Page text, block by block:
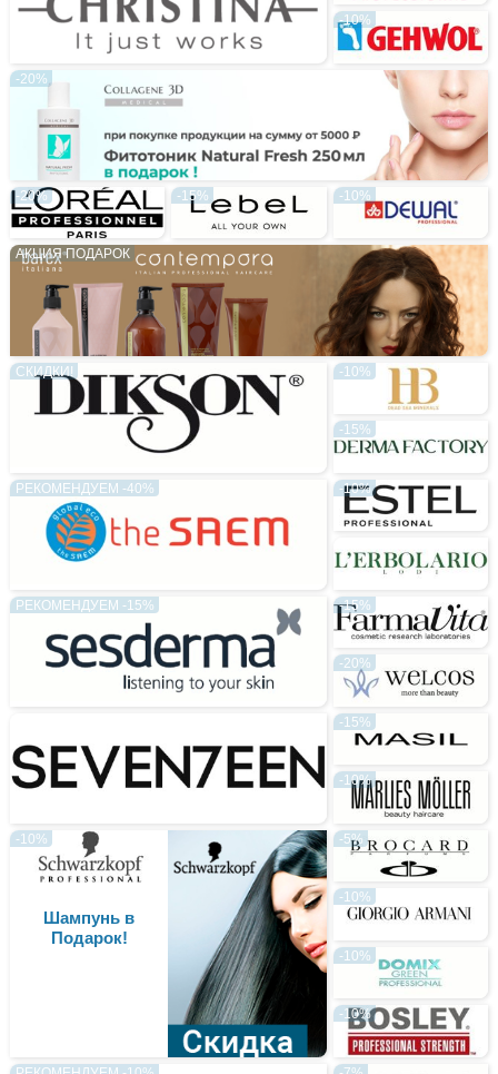
-10%
-20%
-20%
АКЦИЯ ПОДАРОК
-15% -10%
СКИДКИ! -10%
-15%
РЕКОМЕНДУЕМ -40%
РЕКОМЕНДУЕМ -15%
-10%
-15%
-10%
Шампунь в
Подарок!
-20%
-15%
-10%
-5%
-10%
-10%
-10%